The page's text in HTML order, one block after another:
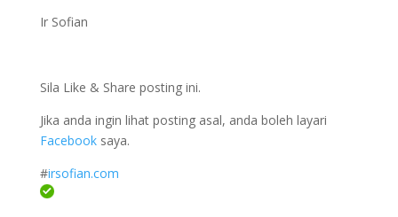
Ir Sofian
Sila Like & Share posting ini.
Jika anda ingin lihat posting asal, anda boleh layari
Facebooksaya.
#irsofian.com